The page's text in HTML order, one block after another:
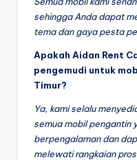
sehingga Anda dapat
tema dan gaya pesta
Apakah Aidan Rent
pengemudi untuk
Timur?
Ya, kami selalu
semua mobil pengantin
berpengalaman dan
melewati rangkaian